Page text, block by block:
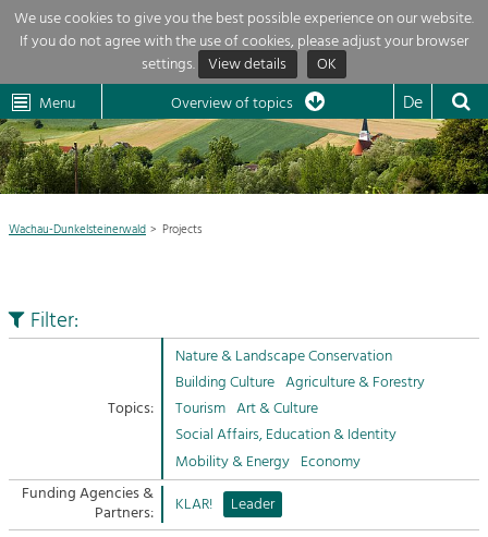
We use cookies to give you the best possible experience on our website.
If you do not agree with the use of cookies, please adjust your browser
settings. View details OK
Dunkelsteinerwald
Wachau
Cultural
Landscape
Dunkelsteinerwald Klima
Menu Overview of topics De
News 
Region 
Projects
My project 
Sitemap
Overview of topics
Development within our region is extremely diverse. Which is why we
provide you with an overview of our main topics here. For more
information, simply click on the topic to see all projects in this context.
Maintenance, Regulation and Further
Development.
Building Culture
Site, Building Culture and Sustainable
Settlements.
Agriculture & Forestry
Managing and Caring for the Cultural
Landscape.
Wachau-Dunkelsteinerwald Projects
Filter:
Topics:
Nature & Landscape Conservation
Building Culture Agriculture & Forestry
Tourism Art & Culture
Social Affairs, Education & Identity
Mobility & Energy Economy
Funding Agencies &
Partners: KLAR! Leader